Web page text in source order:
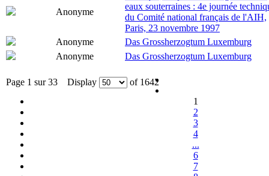
Anonyme
eaux souterraines : 4e journée
du Comité national français de l'AIH,
Paris, 23 novembre 1997
Anonyme
Das Grossherzogtum Luxemburg
Anonyme
Das Grossherzogtum Luxemburg
Page 1 sur 33 Display
of 1642
1
2
3
4
...
6
7